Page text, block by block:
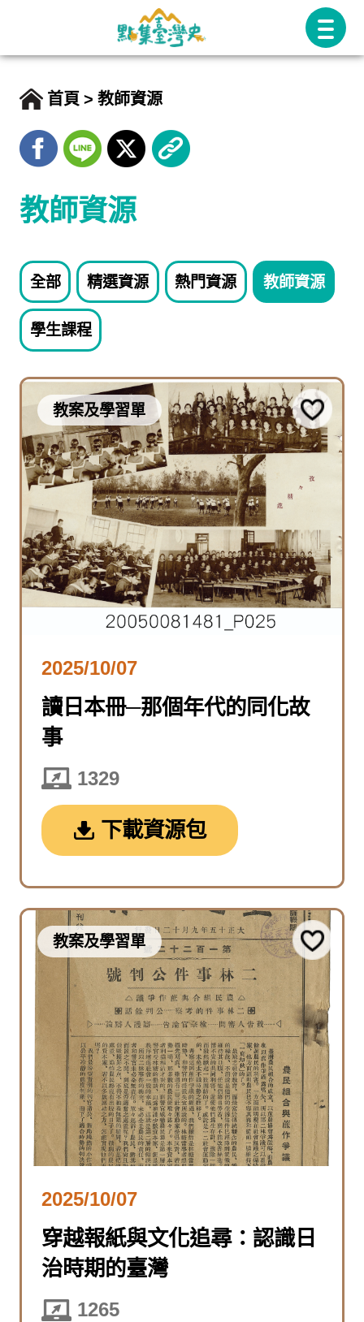
首頁 教師資源
教師資源
全部 精選資源 熱門資源 教師資源
學生課程
教案及學習單
2025/10/07
讀日本冊─那個年代的同化故
事
1329
下載資源包
教案及學習單
2025/10/07
穿越報紙與文化追尋：認識日
治時期的臺灣
1265